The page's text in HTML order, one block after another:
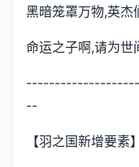
黑暗笼罩万物,英杰
命运之子啊,请为世
--
【羽之国新增要素】